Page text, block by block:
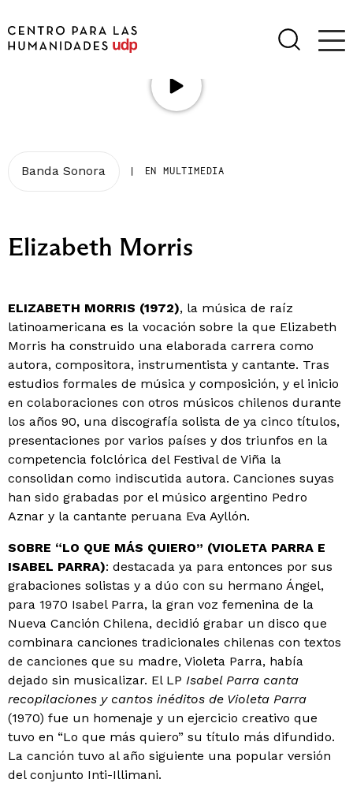
Banda Sonora | EN MULTIMEDIA
Elizabeth Morris
ELIZABETH MORRIS (1972), la música de raíz
latinoamericana es la vocación sobre la que Elizabeth
Morris ha construido una elaborada carrera como
autora, compositora, instrumentista y cantante. Tras
estudios formales de música y composición, y el inicio
en colaboraciones con otros músicos chilenos durante
los años 90, una discografía solista de ya cinco títulos,
presentaciones por varios países y dos triunfos en la
competencia folclórica del Festival de Viña la
consolidan como indiscutida autora. Canciones suyas
han sido grabadas por el músico argentino Pedro
Aznar y la cantante peruana Eva Ayllón.
SOBRE “LO QUE MÁS QUIERO” (VIOLETA PARRA E
ISABEL PARRA): destacada ya para entonces por sus
grabaciones solistas y a dúo con su hermano Ángel,
para 1970 Isabel Parra, la gran voz femenina de la
Nueva Canción Chilena, decidió grabar un disco que
combinara canciones tradicionales chilenas con textos
de canciones que su madre, Violeta Parra, había
dejado sin musicalizar. El LP Isabel Parra canta
recopilaciones y cantos inéditos de Violeta Parra
(1970) fue un homenaje y un ejercicio creativo que
tuvo en “Lo que más quiero” su título más difundido.
La canción tuvo al año siguiente una popular versión
del conjunto Inti-Illimani.